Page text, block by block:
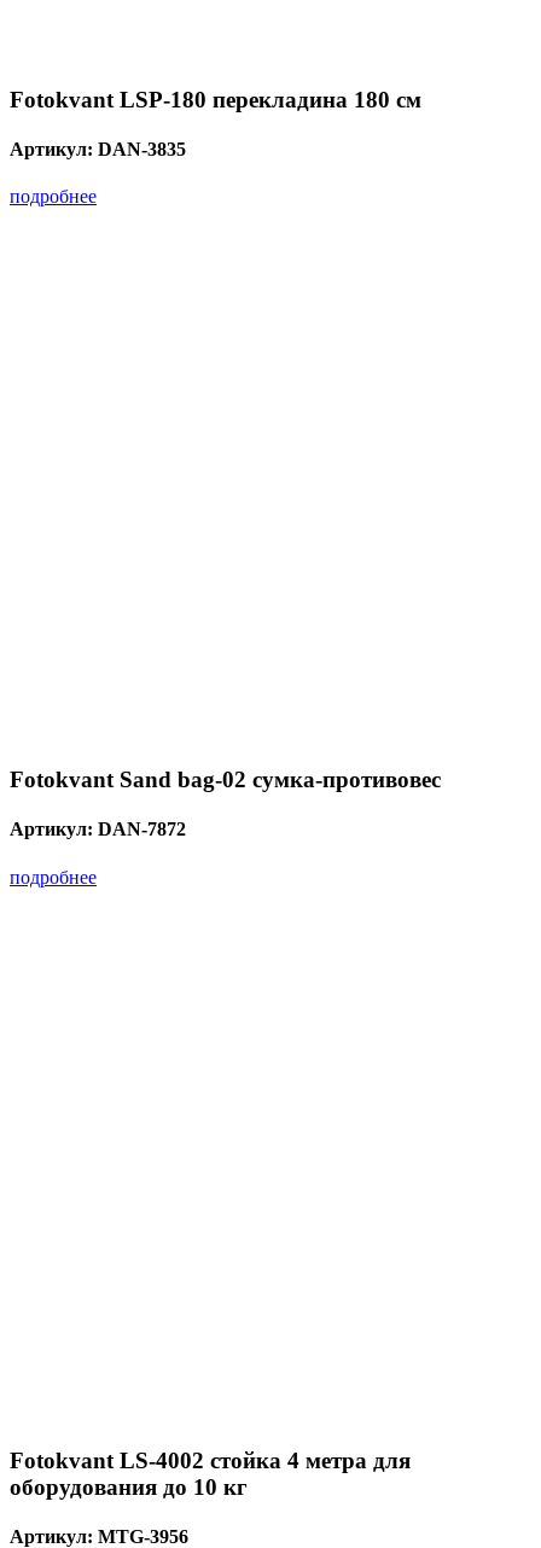
Fotokvant LSP-180 перекладина 180 см
Артикул: DAN-3835
подробнее
Fotokvant Sand bag-02 сумка-противовес
Артикул: DAN-7872
подробнее
Fotokvant LS-4002 стойка 4 метра для
оборудования до 10 кг
Артикул: MTG-3956